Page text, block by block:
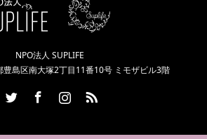
NPO法人 SUPLIFE
島区南大塚2丁目11番10号 ミモザビル3階